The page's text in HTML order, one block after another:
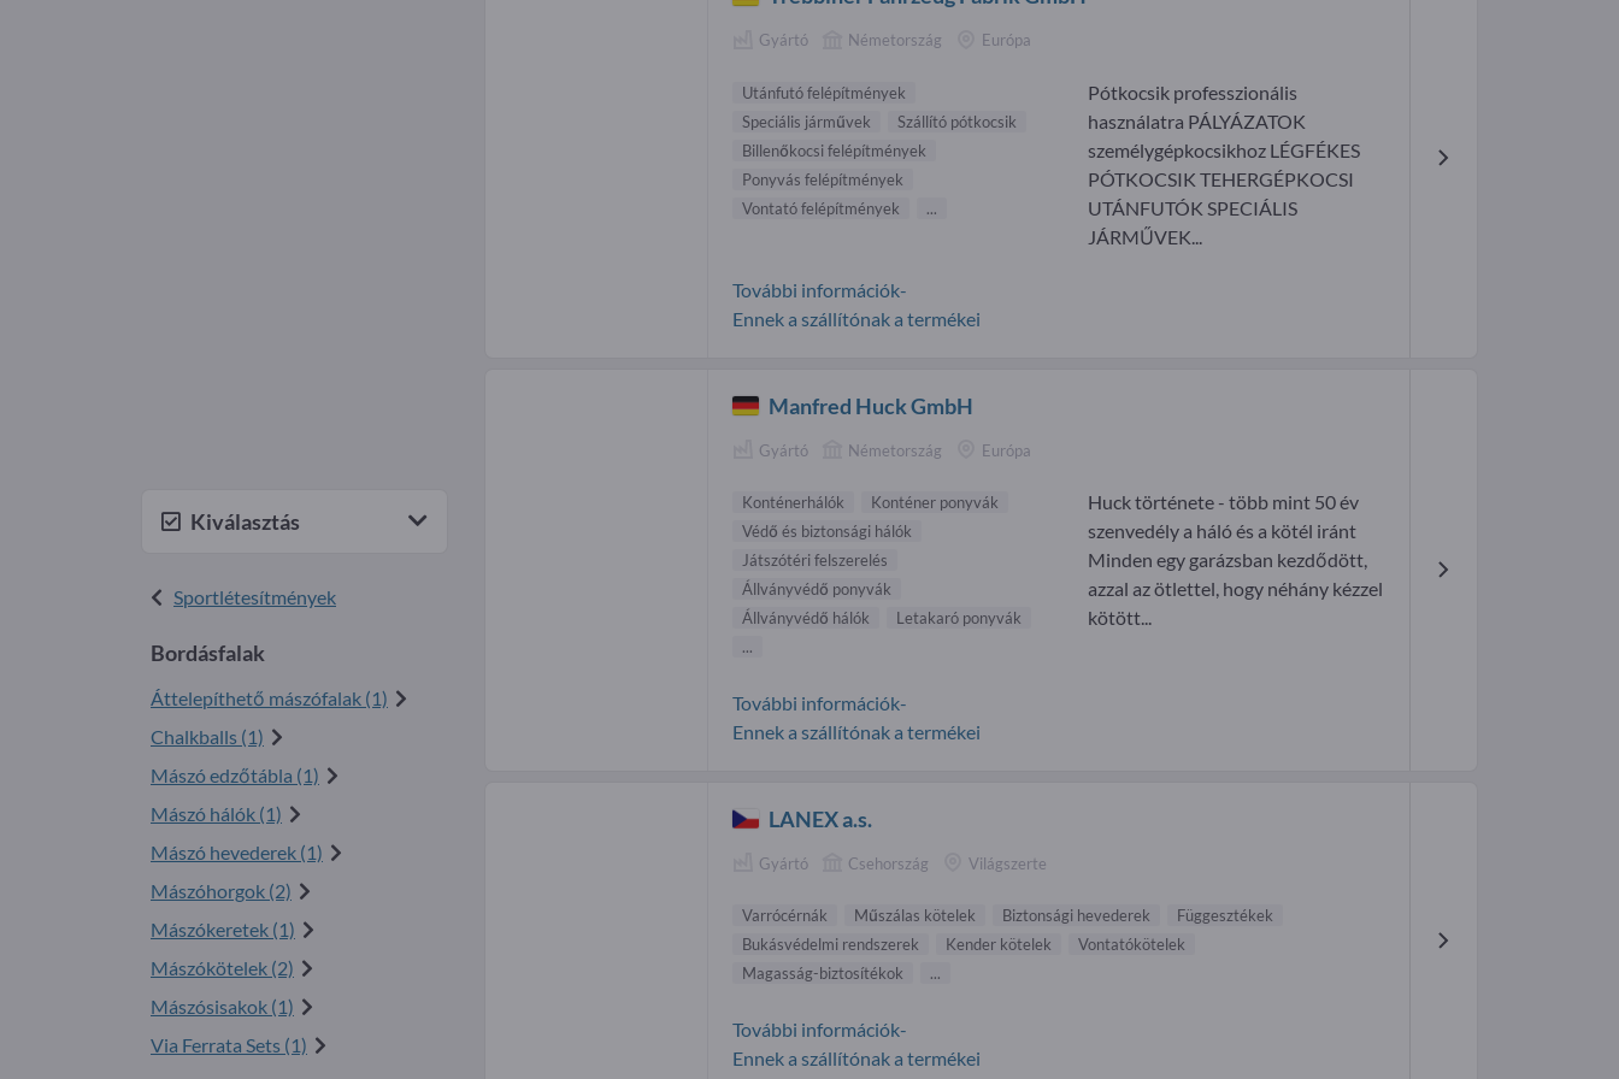
Kiválasztás
Sportlétesítmények
Bordásfalak
Áttelepíthető mászófalak (1)
Chalkballs (1)
Mászó edzőtábla (1)
Mászó hálók (1)
Mászó hevederek (1)
Mászóhorgok (2)
Mászókeretek (1)
Mászókötelek (2)
Mászósisakok (1)
Via Ferrata Sets (1)
Gyártó Németország Európa
Utánfutó felépítmények
Speciális járművek
Szállító pótkocsik
Billenőkocsi felépítmények
Ponyvás felépítmények
Vontató felépítmények
...
Pótkocsik professzionális
használatra PÁLYÁZATOK
személygépkocsikhoz LÉGFÉKES
PÓTKOCSIK TEHERGÉPKOCSI
UTÁNFUTÓK SPECIÁLIS
JÁRMŰVEK...
További információk-
Ennek a szállítónak a termékei
Manfred Huck GmbH
Gyártó Németország Európa
Konténerhálók
Konténer ponyvák
Védő és biztonsági hálók
Játszótéri felszerelés
Állványvédő ponyvák
Állványvédő hálók
Letakaró ponyvák
...
Huck története - több mint 50 év
szenvedély a háló és a kötél iránt
Minden egy garázsban kezdődött,
azzal az ötlettel, hogy néhány kézzel
kötött...
További információk-
Ennek a szállítónak a termékei
LANEX a.s.
Gyártó Csehország Világszerte
Varrócérnák Műszálas kötelek Biztonsági hevederek
Függesztékek
Bukásvédelmi rendszerek
Kender kötelek
Vontatókötelek
Magasság-biztosítékok
...
További információk-
Ennek a szállítónak a termékei